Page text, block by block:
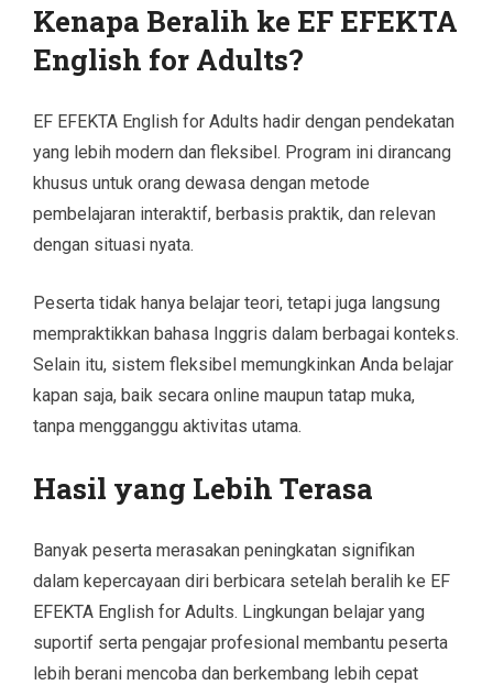
Kenapa Beralih ke EF EFEKTA
English for Adults?
EF EFEKTA English for Adults hadir dengan pendekatan
yang lebih modern dan fleksibel. Program ini dirancang
khusus untuk orang dewasa dengan metode
pembelajaran interaktif, berbasis praktik, dan relevan
dengan situasi nyata.
Peserta tidak hanya belajar teori, tetapi juga langsung
mempraktikkan bahasa Inggris dalam berbagai konteks.
Selain itu, sistem fleksibel memungkinkan Anda belajar
kapan saja, baik secara online maupun tatap muka,
tanpa mengganggu aktivitas utama.
Hasil yang Lebih Terasa
Banyak peserta merasakan peningkatan signifikan
dalam kepercayaan diri berbicara setelah beralih ke EF
EFEKTA English for Adults. Lingkungan belajar yang
suportif serta pengajar profesional membantu peserta
lebih berani mencoba dan berkembang lebih cepat